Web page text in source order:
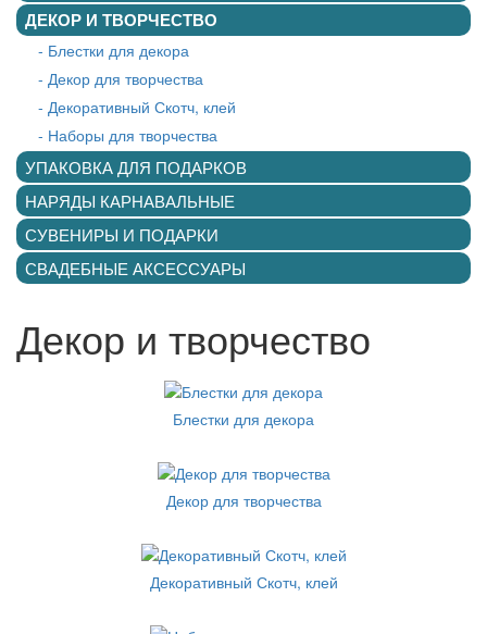
ДЕКОР И ТВОРЧЕСТВО
- Блестки для декора
- Декор для творчества
- Декоративный Скотч, клей
- Наборы для творчества
УПАКОВКА ДЛЯ ПОДАРКОВ
НАРЯДЫ КАРНАВАЛЬНЫЕ
СУВЕНИРЫ И ПОДАРКИ
СВАДЕБНЫЕ АКСЕССУАРЫ
Декор и творчество
Блестки для декора
Декор для творчества
Декоративный Скотч, клей